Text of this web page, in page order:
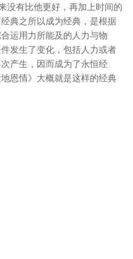
没有比他更好，再加上时间的
典之所以成为经典，是根据
运用力所能及的人力与物
发生了变化，包括人力或者
产生，因而成为了永恒经
恩情》大概就是这样的经典